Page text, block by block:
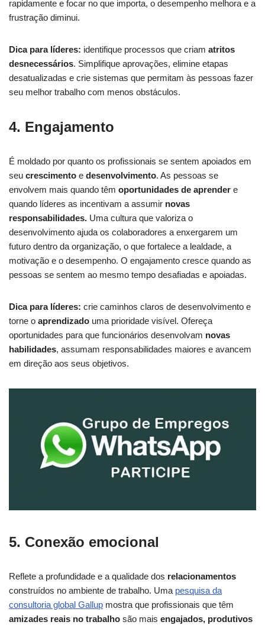
rapidamente e focar no que importa, o desempenho melhora e a
frustração diminui.
Dica para líderes: identifique processos que criam atritos
desnecessários. Simplifique aprovações, elimine etapas
desatualizadas e crie sistemas que permitam às pessoas fazer
seu melhor trabalho com menos obstáculos.
4. Engajamento
É moldado por quanto os profissionais se sentem apoiados em
seu crescimento e desenvolvimento. As pessoas se
envolvem mais quando têm oportunidades de aprender e
quando líderes as incentivam a assumir novas
responsabilidades. Uma cultura que valoriza o
desenvolvimento ajuda os colaboradores a enxergarem um
futuro dentro da organização, o que fortalece a lealdade, a
motivação e o desempenho. O engajamento cresce quando as
pessoas se sentem ao mesmo tempo desafiadas e apoiadas.
Dica para líderes: crie caminhos claros de desenvolvimento e
torne o aprendizado uma prioridade visível. Ofereça
oportunidades para que funcionários desenvolvam novas
habilidades, assumam responsabilidades maiores e avancem
em direção aos seus objetivos.
5. Conexão emocional
Reflete a profundidade e a qualidade dos relacionamentos
construídos no ambiente de trabalho. Uma pesquisa da
consultoria global Gallup mostra que profissionais que têm
amizades reais no trabalho são mais engajados, produtivos